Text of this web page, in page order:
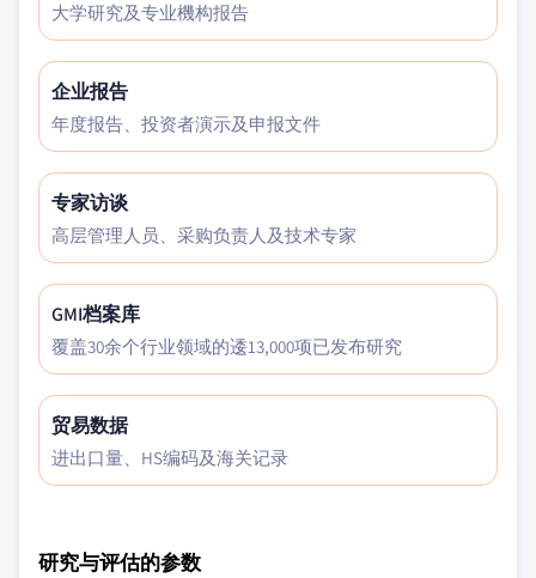
大学研究及专业機构报告
企业报告
年度报告、投资者演示及申报文件
专家访谈
高层管理人员、采购负责人及技术专家
GMI档案库
覆盖30余个行业领域的逶13,000项已发布研究
贸易数据
进出口量、HS编码及海关记录
研究与评估的参数